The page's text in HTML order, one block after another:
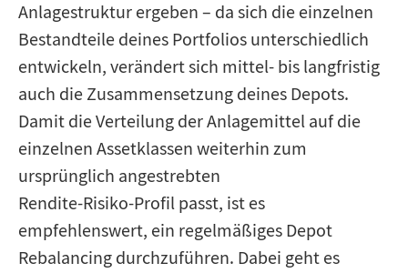
Anlagestruktur ergeben – da sich die einzelnen
Bestandteile deines Portfolios unterschiedlich
entwickeln, verändert sich mittel- bis langfristig
auch die Zusammensetzung deines Depots.
Damit die Verteilung der Anlagemittel auf die
einzelnen Assetklassen weiterhin zum
ursprünglich angestrebten
Rendite-Risiko-Profil passt, ist es
empfehlenswert, ein regelmäßiges Depot
Rebalancing durchzuführen. Dabei geht es